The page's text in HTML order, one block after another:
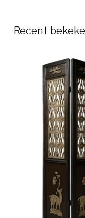
Recent